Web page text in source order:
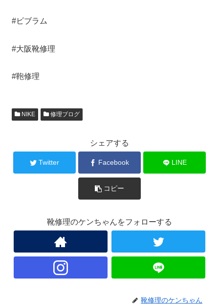
#ビブラム
#大阪靴修理
#鞄修理
NIKE 修理ブログ
シェアする
Twitter Facebook LINE
コピー
靴修理のケンちゃんをフォローする
靴修理のケンちゃん